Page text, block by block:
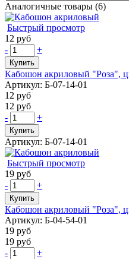
Аналогичные товары (6)
Быстрый просмотр
12 руб
-
+
Купить
Кабошон акриловый "Роза",
Артикул: Б-07-14-01
12 руб
12 руб
-
+
Купить
Артикул: Б-07-14-01
Быстрый просмотр
19 руб
-
+
Купить
Кабошон акриловый "Роза",
Артикул: Б-04-54-01
19 руб
19 руб
-
+